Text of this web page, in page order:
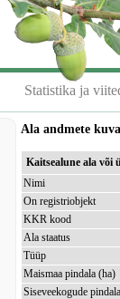
Statistika ja
Ala andmete
Kaitsealune ala või
Nimi
On registriobjekt
KKR kood
Ala staatus
Tüüp
Maismaa pindala (ha)
Siseveekogude